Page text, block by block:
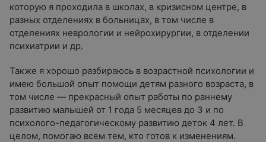
которую я проходила в школах, в кризисном центре, в
разных отделениях в больницах, в том числе в
отделениях неврологии и нейрохирургии, в отделении
психиатрии и др.
Также я хорошо разбираюсь в возрастной психологии и
имею большой опыт помощи детям разного возраста, в
том числе — прекрасный опыт работы по раннему
развитию малышей от 1 года 5 месяцев до 3 и по
психолого-педагогическому развитию деток 4 лет. В
целом, помогаю всем тем, кто готов к изменениям.